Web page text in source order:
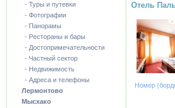
- Туры и путевки
- Фотографии
- Панорамы
- Рестораны и бары
- Достопримечательности
- Частный сектор
- Недвижимость
- Адреса и телефоны
Лермонтово
Мысхако
Отель
Номер